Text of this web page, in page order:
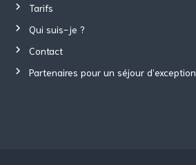
Tarifs
Qui suis-je ?
Contact
Partenaires pour un séjour d’exception